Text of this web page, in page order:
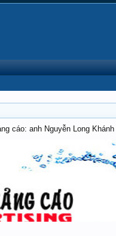
cáo: anh Nguyễn Long